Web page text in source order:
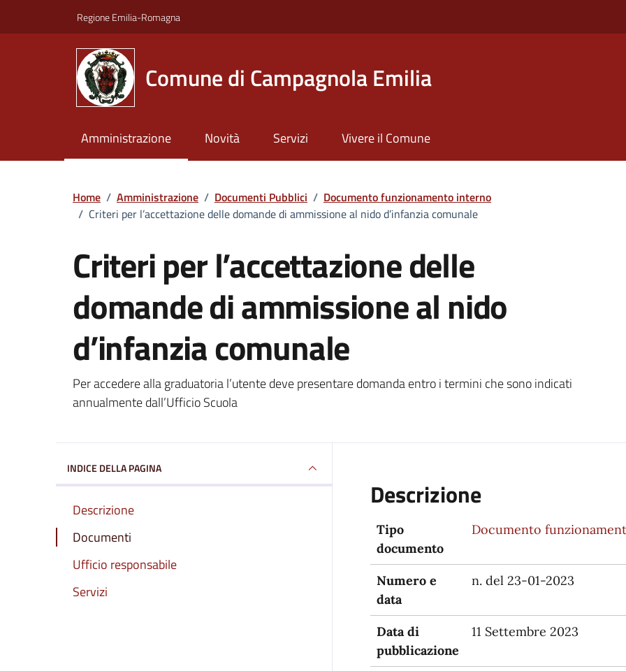
Regione Emilia-Romagna
Comune di Campagnola Emilia
Amministrazione Novità Servizi Vivere il Comune
Home / Amministrazione / Documenti Pubblici / Documento funzionamento interno
/ Criteri per l’accettazione delle domande di ammissione al nido d’infanzia comunale
Criteri per l’accettazione delle
domande di ammissione al nido
d’infanzia comunale
Dettagli del documento
Per accedere alla graduatoria l’utente deve presentare domanda entro i termini che sono indicati
annualmente dall’Ufficio Scuola
INDICE DELLA PAGINA
Descrizione
Documenti
Ufficio responsabile
Servizi
Descrizione
Tipo
documento
Documento
Numero e
data
n. del 23-01-2023
Data di
pubblicazione
11 Settembre 2023